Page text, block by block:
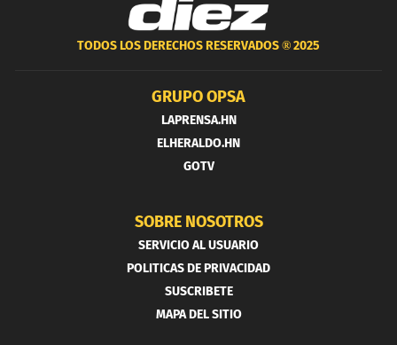
TODOS LOS DERECHOS RESERVADOS ®2025
GRUPO OPSA
LAPRENSA.HN
ELHERALDO.HN
GOTV
SOBRE NOSOTROS
SERVICIO AL USUARIO
POLITICAS DE PRIVACIDAD
SUSCRIBETE
MAPA DEL SITIO